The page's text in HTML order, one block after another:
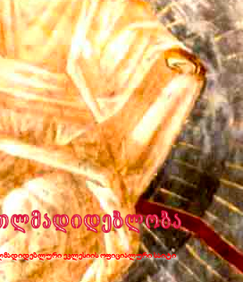
ეკლესიის ოფიციალური საიტი